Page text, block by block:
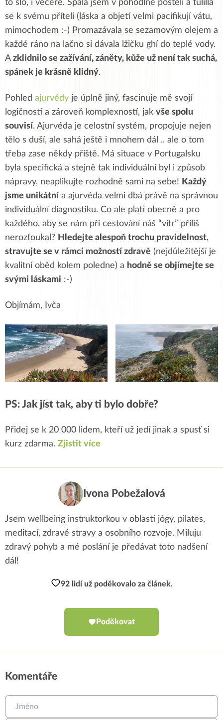
to šlo, i večeře. Spala jsem v pohodlné posteli a tulilla
se k svému příteli (láska a objetí velmi pacifikují vátu,
mimochodem :-) Promazávala se sezamovým olejem a
každé ráno na lačno si dávala lžičku ghí do teplé vody.
A zklidnilo se zažívání, záněty, kůže už není tak suchá,
spánek je krásně klidný.
Pohled ajurvédy je úplně jiný, fascinuje mě svojí
logičností a zároveň komplexností, jak vše spolu
souvisí. Ajurvéda je celostní systém, propojuje nejen
tělo s duší, ale sahá ještě i mnohem dál .. ale o tom
třeba zase někdy příště. Má situace v Portugalsku
byla specifická a stejně tak individuální byl i způsob
nápravy, neaplikujte rozhodně sami na sebe! Každý
jsme unikátní a ajurvéda velmi dbá právě na správnou
individuální diagnostiku. Co ale platí obecně a pro
každého, aby se nám při cestování náš “vítr” příliš
nerozfoukal? Hledejte alespoň trochu pravidelnost,
stravujte se v rámci možností zdravě (nejdůležitější je
kvalitní oběd kolem poledne) a hodně se objímejte se
svými láskami :-)
Objímám, Ivča
PS: Jak jíst tak, aby ti bylo dobře?
Přidej se k 20 000 lidem, kteří už jedí jinak a spusť si
kurz zdarma. Zjistit více
Ivona Pobežalová
Jsem wellbeing instruktorkou v oblasti jógy, pilates,
meditací, zdravé stravy a osobního rozvoje. Miluju
zdravý pohyb a mé poslání je předávat toto nadšení
dál!
92 lidí už poděkovalo za článek.
Poděkovat
Komentáře